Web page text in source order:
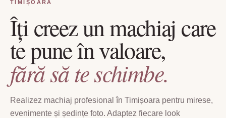
TIMIȘOARA
Îți creez un machiaj care
te pune în valoare,
fără să te schimbe.
Realizez machiaj profesional în Timișoara pentru mirese,
evenimente și ședințe foto. Adaptez fiecare look